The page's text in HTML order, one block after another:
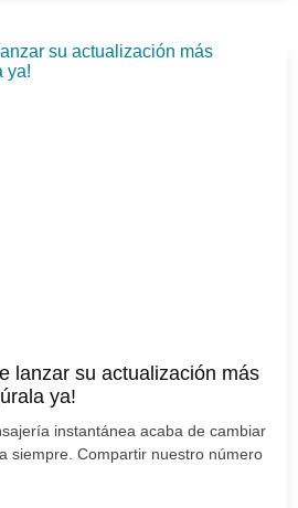
lanzar su actualización más
ya!
instantánea acaba de cambiar
siempre. Compartir nuestro número